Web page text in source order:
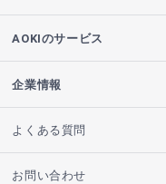
AOKIのサービス
企業情報
よくある質問
お問い合わせ